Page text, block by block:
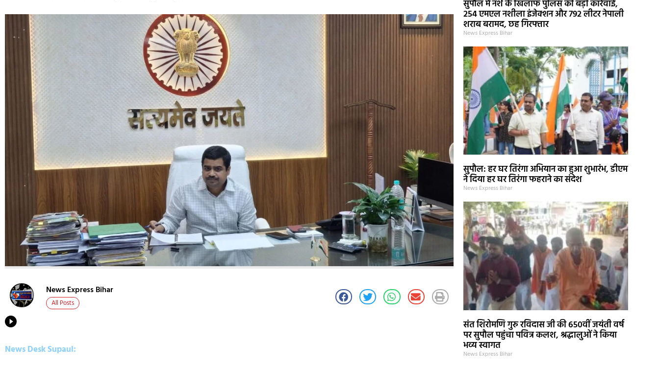
News Express Bihar
All Posts
News Desk Supaul:
सुपौल में नशे के खिलाफ पुलिस की बड़ी कार्रवाई,
254 एमएल नशीला इंजेक्शन और 792 लीटर नेपाली
शराब बरामद, छह गिरफ्तार
News Express Bihar
सुपौल: हर घर तिरंगा अभियान का हुआ शुभारंभ, डीएम
ने दिया हर घर तिरंगा फहराने का संदेश
News Express Bihar
संत शिरोमणि गुरु रविदास जी की 650वीं जयंती वर्ष
पर सुपौल पहुंचा पवित्र कलश, श्रद्धालुओं ने किया
भव्य स्वागत
News Express Bihar